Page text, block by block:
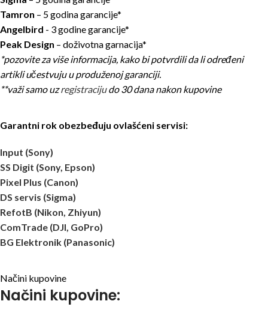
Tamron – 5 godina garancije*
Angelbird - 3 godine garancije*
Peak Design – doživotna garnacija*
*pozovite za više informacija, kako bi potvrdili da li određeni
artikli učestvuju u produženoj garanciji.
**važi samo uzregistracijudo 30 dana nakon kupovine
Garantni rok obezbeđuju ovlašćeni servisi:
Input (Sony)
SS Digit (Sony, Epson)
Pixel Plus (Canon)
DS servis (Sigma)
RefotB (Nikon, Zhiyun)
ComTrade (DJI, GoPro)
BG Elektronik (Panasonic)
Načini kupovine
Načini kupovine: